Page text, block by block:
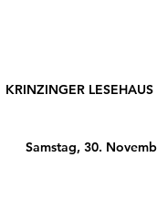
KRINZINGER LESEHAUS
Samstag, 30.